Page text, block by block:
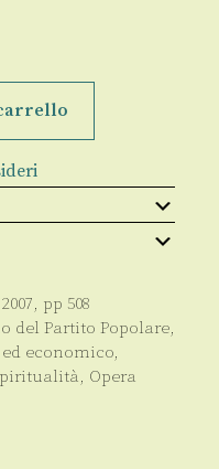
2007, pp 508
del Partito Popolare,
economico,
, Opera